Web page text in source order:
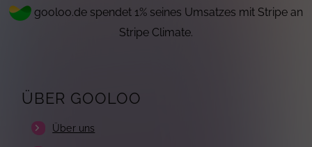
gooloo.de spendet 1% seines Umsatzes mit Stripe an
Stripe Climate.
ÜBER GOOLOO
Über uns